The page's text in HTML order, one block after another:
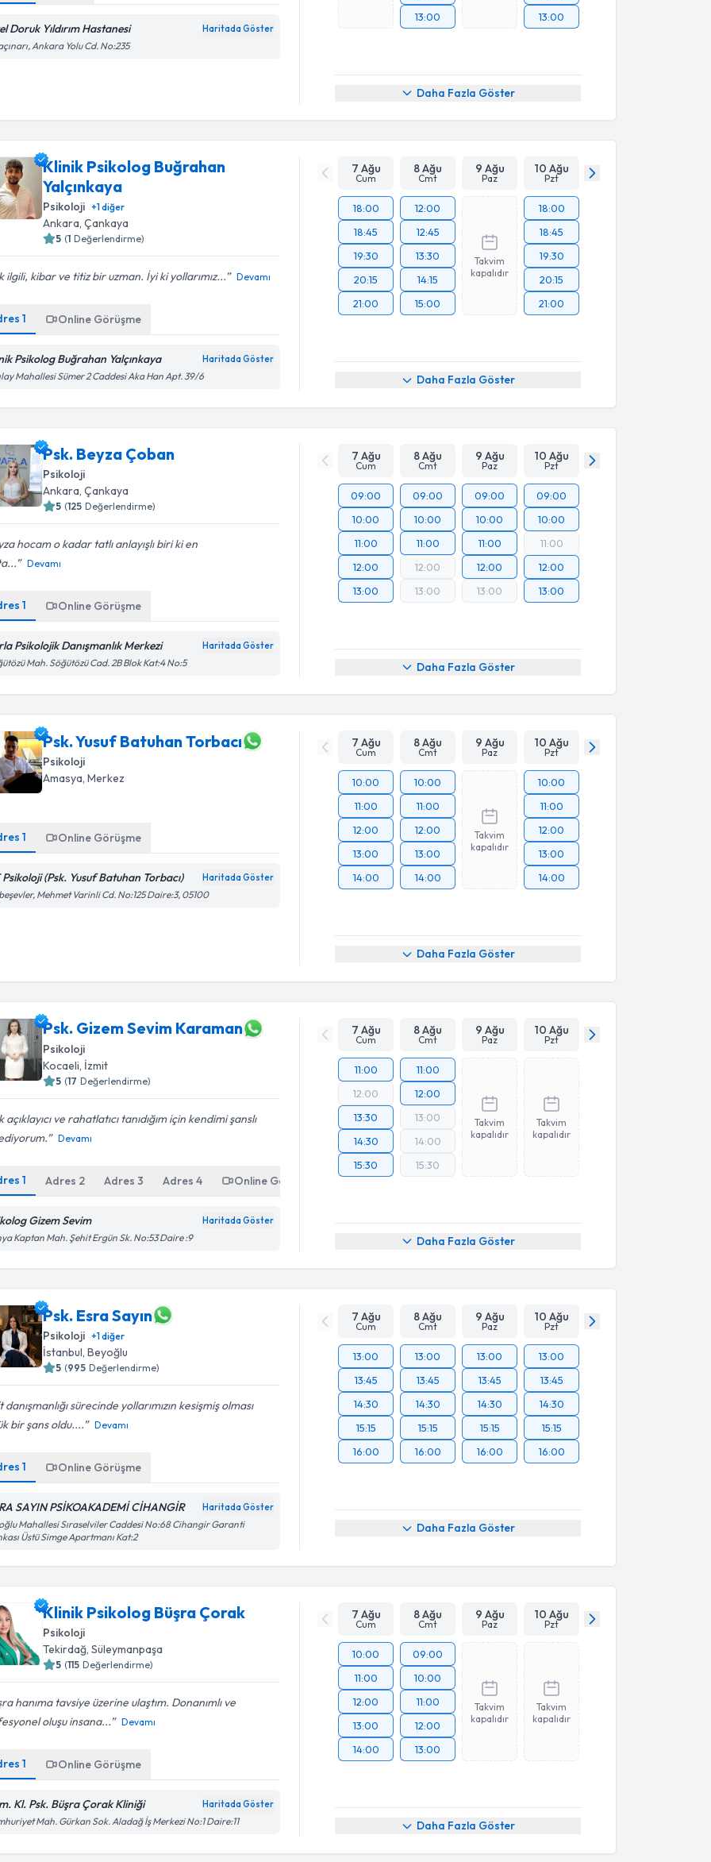
Doruk Yıldırım Hastanesi Haritada Göster
Ankara Yolu Cd. No:235
13:00
13:00
Daha Fazla Göster
Klinik Psikolog Buğrahan
Yalçınkaya
Psikoloji +1diğer
Ankara,Çankaya
5 (1 Değerlendirme)
ilgili, kibar ve titiz bir uzman. İyi ki yollarımız... Devamı
1 Online Görüşme
Psikolog Buğrahan Yalçınkaya Haritada Göster
Mahallesi Sümer 2 Caddesi Aka Han Apt. 39/6
7 Ağu
Cum
8 Ağu
Cmt
9 Ağu
Paz
10 Ağu
Pzt
18:00
18:45
19:30
20:15
21:00
12:00
12:45
13:30
14:15
15:00
Takvim
kapalıdır
18:00
18:45
19:30
20:15
21:00
Daha Fazla Göster
Psk. Beyza Çoban
Psikoloji
Ankara ,Çankaya
5 (125 Değerlendirme)
hocam o kadar tatlı anlayışlı biri ki en
Devamı
1 Online Görüşme
Psikolojik Danışmanlık Merkezi Haritada Göster
Mah. Söğütözü Cad. 2B Blok Kat:4 No:5
7 Ağu
Cum
8 Ağu
Cmt
9 Ağu
Paz
10 Ağu
Pzt
09:00
10:00
11:00
12:00
13:00
09:00
10:00
11:00
12:00
13:00
09:00
10:00
11:00
12:00
13:00
09:00
10:00
11:00
12:00
13:00
Daha Fazla Göster
Psk. Yusuf Batuhan Torbacı
Psikoloji
Amasya,Merkez
1 Online Görüşme
Psikoloji (Psk. Yusuf Batuhan Torbacı) Haritada Göster
Mehmet Varinli Cd. No:125 Daire:3, 05100
7 Ağu
Cum
8 Ağu
Cmt
9 Ağu
Paz
10 Ağu
Pzt
10:00
11:00
12:00
13:00
14:00
10:00
11:00
12:00
13:00
14:00
Takvim
kapalıdır
10:00
11:00
12:00
13:00
14:00
Daha Fazla Göster
Psk. Gizem Sevim Karaman
Psikoloji
Kocaeli İzmit
5 (17 Değerlendirme)
açıklayıcı ve rahatlatıcı tanıdığım için kendimi şanslı
Devamı
1 Adres 2 Adres3 Adres4 Online Görüşme
Gizem Sevim Haritada Göster
Kaptan Mah. Şehit Ergün Sk. No:53 Daire :9
7 Ağu
Cum
8 Ağu
Cmt
9 Ağu
Paz
10 Ağu
Pzt
11:00
12:00
13:30
14:30
15:30
11:00
12:00
13:00
14:00
15:30
Takvim
kapalıdır
Takvim
kapalıdır
Daha Fazla Göster
Psk. Esra Sayın
Psikoloji +1diğer
İstanbul,Beyoğlu
5 (995 Değerlendirme)
sürecinde yollarımızın kesişmiş olması
bir şans oldu....
Devamı
1 Online Görüşme
SAYIN PSİKOAKADEMİ CİHANGİR Haritada Göster
Mahallesi Sıraselviler Caddesi No:68 Cihangir Garanti
Üstü Simge Apartmanı Kat:2
7 Ağu
Cum
8 Ağu
Cmt
9 Ağu
Paz
10 Ağu
Pzt
13:00
13:45
14:30
15:15
16:00
13:00
13:45
14:30
15:15
16:00
13:00
13:45
14:30
15:15
16:00
13:00
13:45
14:30
15:15
16:00
Daha Fazla Göster
Klinik Psikolog Büşra Çorak
Psikoloji
Tekirdağ,Süleymanpaşa
5 (115 Değerlendirme)
hanıma tavsiye üzerine ulaştım. Donanımlı ve
oluşu insana...
Devamı
1 Online Görüşme
Kl. Psk. Büşra Çorak Kliniği Haritada Göster
Mah. Gürkan Sok. Aladağ İş Merkezi No:1 Daire:11
7 Ağu
Cum
8 Ağu
Cmt
9 Ağu
Paz
10 Ağu
Pzt
10:00
11:00
12:00
13:00
14:00
09:00
10:00
11:00
12:00
13:00
Takvim
kapalıdır
Takvim
kapalıdır
Daha Fazla Göster